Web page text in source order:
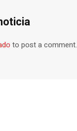
to post a comment.